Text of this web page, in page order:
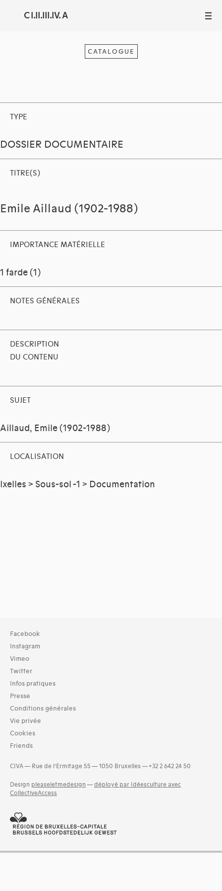
C I.II.III.IV. A III
CATALOGUE
TYPE
DOSSIER DOCUMENTAIRE
TITRE(S)
Emile Aillaud (1902-1988)
IMPORTANCE MATÉRIELLE
1 farde (1)
NOTES GÉNÉRALES
DESCRIPTION
DU CONTENU
SUJET
Aillaud, Emile (1902-1988)
LOCALISATION
Ixelles > Sous-sol -1 > Documentation
Facebook
Instagram
Vimeo
Twitter
Infos pratiques
Presse
Conditions générales
Vie privée
Cookies
Friends
CIVA — Rue de l’Ermitage 55 — 1050 Bruxelles — +32 2 642 24 50
Design pleaseletmedesign — déployé par Idéesculture avec
CollectiveAccess